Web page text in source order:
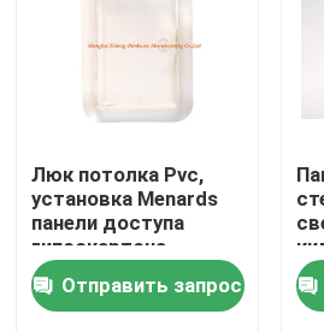
Панель доступа ПВК
Металл штемпелюя части
Люк потолка Pvc,
установка Menards
панели доступа
гипсокартона
быстрая для
домашней
безопасности
Отправить запрос